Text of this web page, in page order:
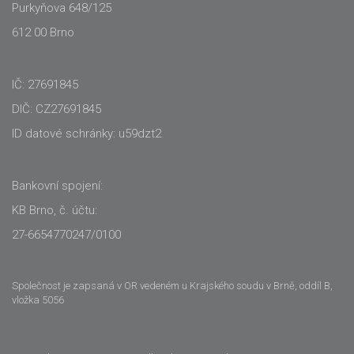
Purkyňova 648/125
612 00 Brno
IČ: 27691845
DIČ: CZ27691845
ID datové schránky: u59dzt2
Bankovní spojení:
KB Brno, č. účtu:
27-6654770247/0100
Společnost je zapsaná v OR vedeném u Krajského soudu v Brně, oddíl B,
vložka 5056